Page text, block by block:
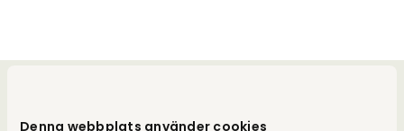
Denna webbplats använder cookies